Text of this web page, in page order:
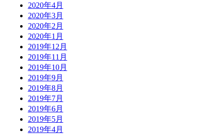
2020年4月
2020年3月
2020年2月
2020年1月
2019年12月
2019年11月
2019年10月
2019年9月
2019年8月
2019年7月
2019年6月
2019年5月
2019年4月